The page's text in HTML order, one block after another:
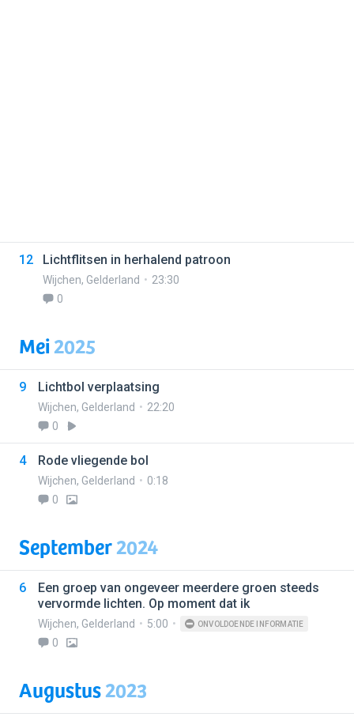
12 Lichtflitsen in herhalend patroon
Wijchen, Gelderland
23:30
0
Mei2025
9 Lichtbol verplaatsing
Wijchen, Gelderland
22:20
0
4 Rode vliegende bol
Wijchen, Gelderland
0:18
0
September2024
6
Een groep van ongeveer meerdere groen steeds
vervormde lichten. Op moment dat ik
Wijchen, Gelderland 5:00 ONVOLDOENDE INFORMATIE
0
Augustus2023